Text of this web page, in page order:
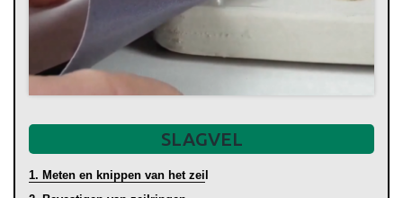
SLAGVEL
1. Meten en knippen van het zeil